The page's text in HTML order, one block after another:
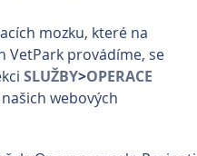
mozku, které na
VetPark provádíme, se
SLUŽBY>OPERACE
webových